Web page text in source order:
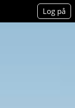
Log på